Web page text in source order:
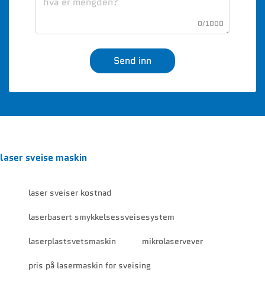
0/1000
Send inn
laser sveise maskin
laser sveiser kostnad
laserbasert smykkelsessveisesystem
laserplastsvetsmaskin mikrolaservever
pris på lasermaskin for sveising